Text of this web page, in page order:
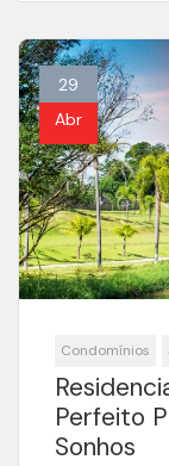
29
Abr
Condomínios
Perfeito
Sonhos